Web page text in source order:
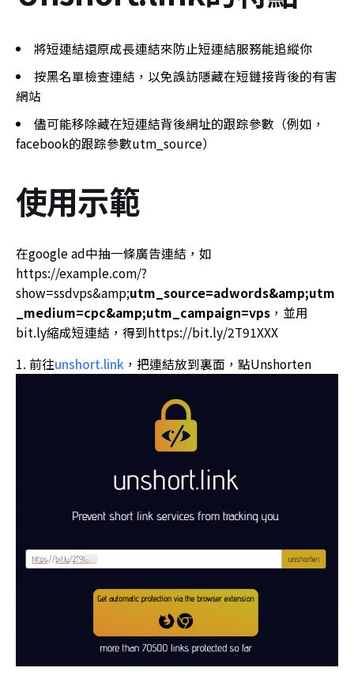
將短連結還原成長連結來防止短連結服務能追縱你
按黑名單檢查連結，以免誤訪隱藏在短鏈接背後的有害
網站
儘可能移除藏在短連結背後網址的跟踪參數（例如，
facebook的跟踪參數utm_source）
使用示範
在google ad中抽一條廣告連結，如
https://example.com/?
show=ssdvps&amp;utm_source=adwords&amp;utm
_medium=cpc&amp;utm_campaign=vps ，並用
bit.ly縮成短連結，得到https://bit.ly/2T91XXX
前往unshort.link ，把連結放到裏面，點Unshorten